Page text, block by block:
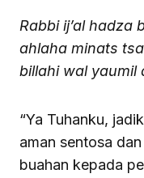
Rabbi ij’al hadza
ahlaha minats
billahi wal yaumil
“Ya Tuhanku,
aman sentosa
buahan kepada